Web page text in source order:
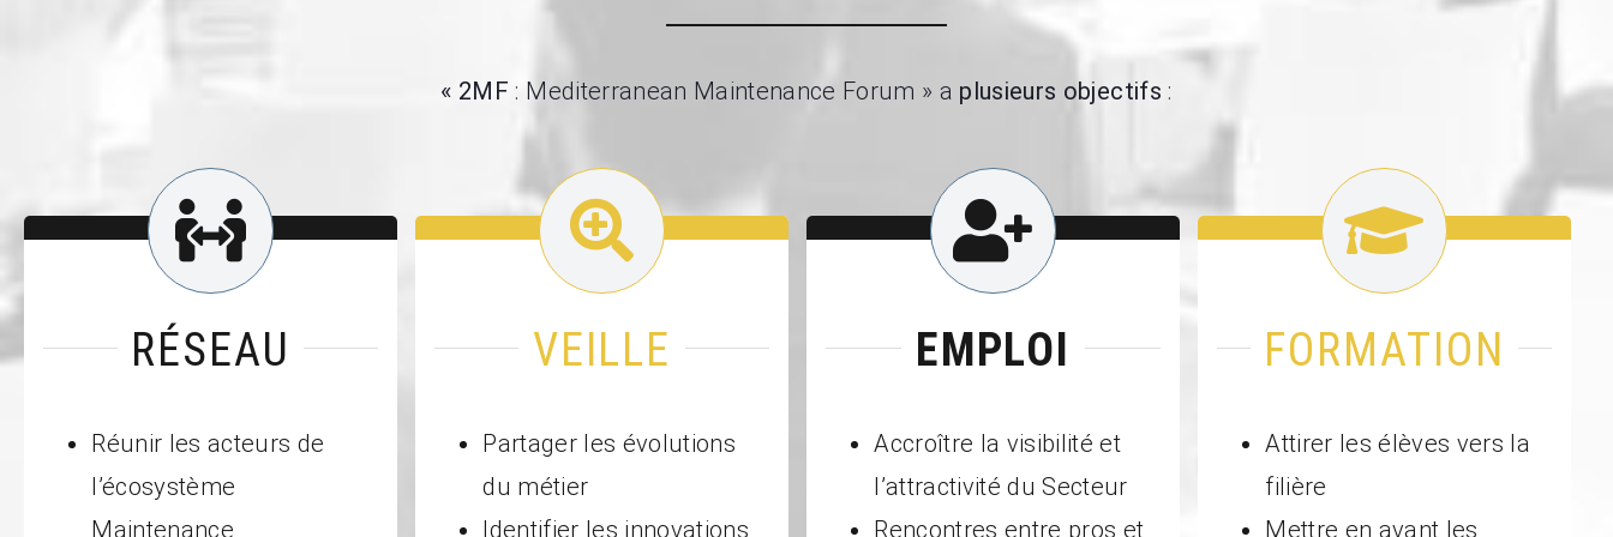
« 2MF : Mediterranean Maintenance Forum » a plusieurs objectifs :
RÉSEAU
Réunir les acteurs de
l’écosystème
Maintenance
VEILLE
Partager les évolutions
du métier
Identifier les innovations
EMPLOI
Accroître la visibilité et
l’attractivité du Secteur
Rencontres entre pros et
FORMATION
Attirer les élèves vers la
filière
Mettre en avant les